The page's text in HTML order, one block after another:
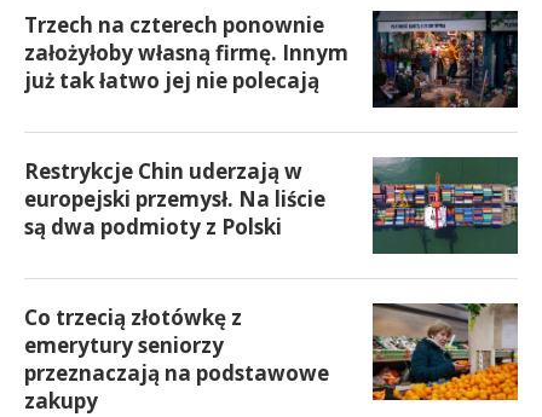
Trzech na czterech ponownie
założyłoby własną firmę. Innym
już tak łatwo jej nie polecają
Restrykcje Chin uderzają w
europejski przemysł. Na liście
są dwa podmioty z Polski
Co trzecią złotówkę z
emerytury seniorzy
przeznaczają na podstawowe
zakupy